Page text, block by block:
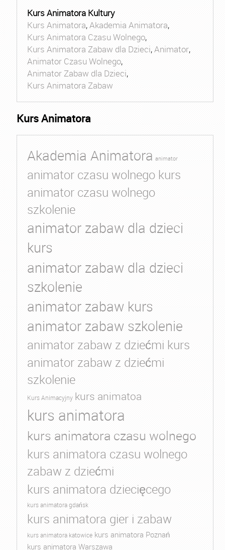
Kurs Animatora Kultury
Kurs Animatora,Akademia Animatora,
Kurs Animatora Czasu Wolnego,
Kurs Animatora Zabaw dla Dzieci,Animator,
Animator Czasu Wolnego,
Animator Zabaw dla Dzieci,
Kurs Animatora Zabaw
Kurs Animatora
Akademia Animatora animator
animator czasu wolnego kurs
animator czasu wolnego
szkolenie
animator zabaw dla dzieci
kurs
animator zabaw dla dzieci
szkolenie
animator zabaw kurs
animator zabaw szkolenie
animator zabaw z dziećmi kurs
animator zabaw z dziećmi
szkolenie
Kurs Animacyjny kurs animatoa
kurs animatora
kurs animatora czasu wolnego
kurs animatora czasu wolnego
zabaw z dziećmi
kurs animatora dziecięcego
kurs animatora gdańsk
kurs animatora gier i zabaw
kurs animatora katowice kurs animatora Poznań
kurs animatora Warszawa